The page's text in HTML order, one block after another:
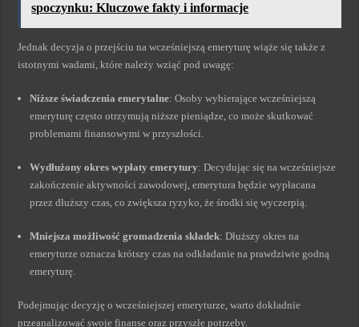
spoczynku: Kluczowe fakty i informacje
Jednak decyzja o przejściu na wcześniejszą emeryturę wiąże się także z
istotnymi wadami, które należy wziąć pod uwagę:
Niższe świadczenia emerytalne: Osoby wybierające wcześniejszą
emeryturę często otrzymują niższe pieniądze, co może skutkować
problemami finansowymi w przyszłości.
Wydłużony okres wypłaty emerytury: Decydując się na wcześniejsze
zakończenie aktywności zawodowej, emerytura będzie wypłacana
przez dłuższy czas, co zwiększa ryzyko, że środki się wyczerpią.
Mniejsza możliwość gromadzenia składek: Dłuższy okres na
emeryturze oznacza krótszy czas na odkładanie na prawdziwie godną
emeryturę.
Podejmując decyzję o wcześniejszej emeryturze, warto dokładnie
przeanalizować swoje finanse oraz przyszłe potrzeby.